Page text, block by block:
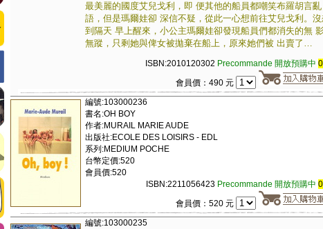
最美麗的國度艾兒戈利，即 便其他的船員都嘲笑布羅胡言亂
語，但是瑪爾娃卻 深信不疑，從此一心想前往艾兒戈利。沒
到隔天 早上醒來，小公主瑪爾娃卻發現船員們都消失的無
無蹤，只剩她與俾女被拋棄在船上，原來她們被 出賣了…
ISBN:2010120302 Precommande 開放預購中
會員價：490 元
編號:103000236
書名:OH BOY
作者:MURAIL MARIE AUDE
出版社:ECOLE DES LOISIRS - EDL
系列:MEDIUM POCHE
台幣定價:520
會員價:520
ISBN:2211056423 Precommande 開放預購中
會員價：520 元
編號:103000235